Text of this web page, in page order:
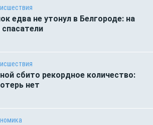
едва не утонул в Белгороде: на
сбито рекордное количество:
нет